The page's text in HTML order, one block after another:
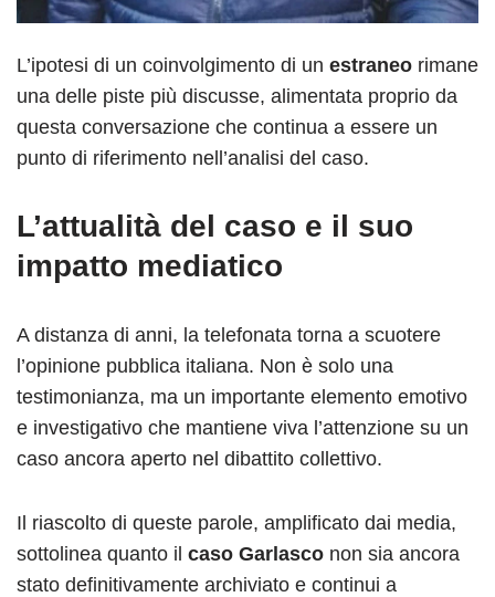
L’ipotesi di un coinvolgimento di un estraneo rimane
una delle piste più discusse, alimentata proprio da
questa conversazione che continua a essere un
punto di riferimento nell’analisi del caso.
L’attualità del caso e il suo
impatto mediatico
A distanza di anni, la telefonata torna a scuotere
l’opinione pubblica italiana. Non è solo una
testimonianza, ma un importante elemento emotivo
e investigativo che mantiene viva l’attenzione su un
caso ancora aperto nel dibattito collettivo.
Il riascolto di queste parole, amplificato dai media,
sottolinea quanto il caso Garlasco non sia ancora
stato definitivamente archiviato e continui a